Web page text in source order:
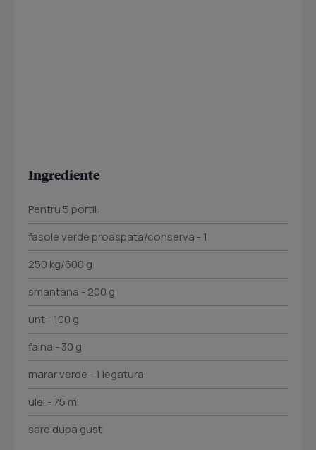
Ingrediente
Pentru 5 portii:
fasole verde proaspata/conserva - 1
250 kg/600 g
smantana - 200 g
unt - 100 g
faina - 30 g
marar verde - 1 legatura
ulei - 75 ml
sare dupa gust